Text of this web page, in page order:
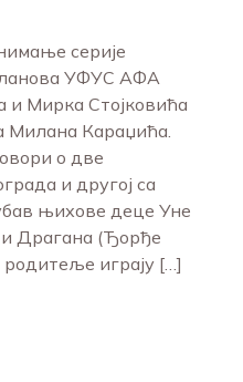
серије
УФУС АФА
Мирка Стојковића
Милана Караџића.
о две
и другој са
њихове деце Уне
Драгана (Ђорђе
играју […]